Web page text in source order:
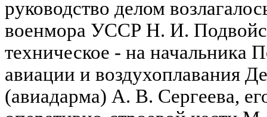
руководство делом
военмора УССР Н. И.
техническое - на начальника
авиации и воздухоплавания
(авиадарма) А. В. Сергеева,